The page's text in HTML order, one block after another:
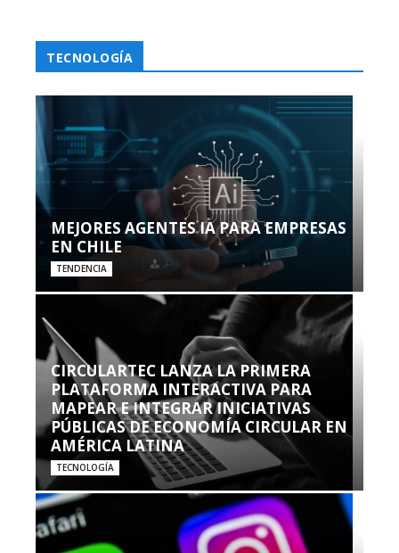
TECNOLOGÍA
MEJORES AGENTES IA PARA EMPRESAS
EN CHILE
TENDENCIA
CIRCULARTEC LANZA LA PRIMERA
PLATAFORMA INTERACTIVA PARA
MAPEAR E INTEGRAR INICIATIVAS
PÚBLICAS DE ECONOMÍA CIRCULAR EN
AMÉRICA LATINA
TECNOLOGÍA